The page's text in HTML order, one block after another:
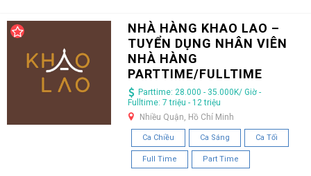
NHÀ HÀNG KHAO LAO –
TUYỂN DỤNG NHÂN VIÊN
NHÀ HÀNG
PARTTIME/FULLTIME
Parttime: 28.000 - 35.000K/ Giờ -
Fulltime: 7 triệu - 12 triệu
Nhiều Quận, Hồ Chí Minh
Ca Chiều Ca Sáng Ca Tối
Full Time Part Time